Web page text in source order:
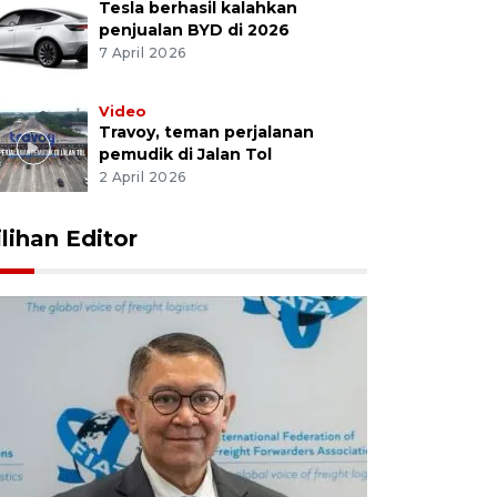
Tesla berhasil kalahkan
penjualan BYD di 2026
7 April 2026
Video
Travoy, teman perjalanan
pemudik di Jalan Tol
2 April 2026
Editor